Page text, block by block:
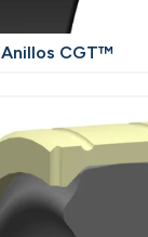
Anillos CGT™